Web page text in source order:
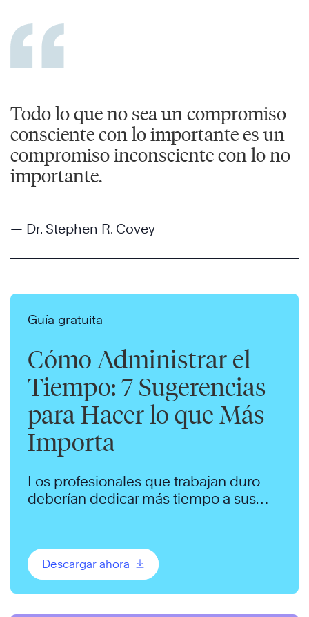
Todo lo que no sea un compromiso
consciente con lo importante es un
compromiso inconsciente con lo no
importante.
— Dr. Stephen R. Covey
Guía gratuita
Cómo Administrar el
Tiempo: 7 Sugerencias
para Hacer lo que Más
Importa
Los profesionales que trabajan duro
deberían dedicar más tiempo a sus
Descargar ahora